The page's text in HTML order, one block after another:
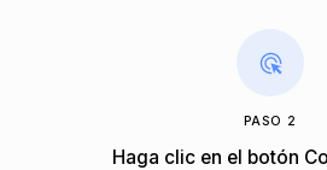
PASO 2
Haga clic en el botón